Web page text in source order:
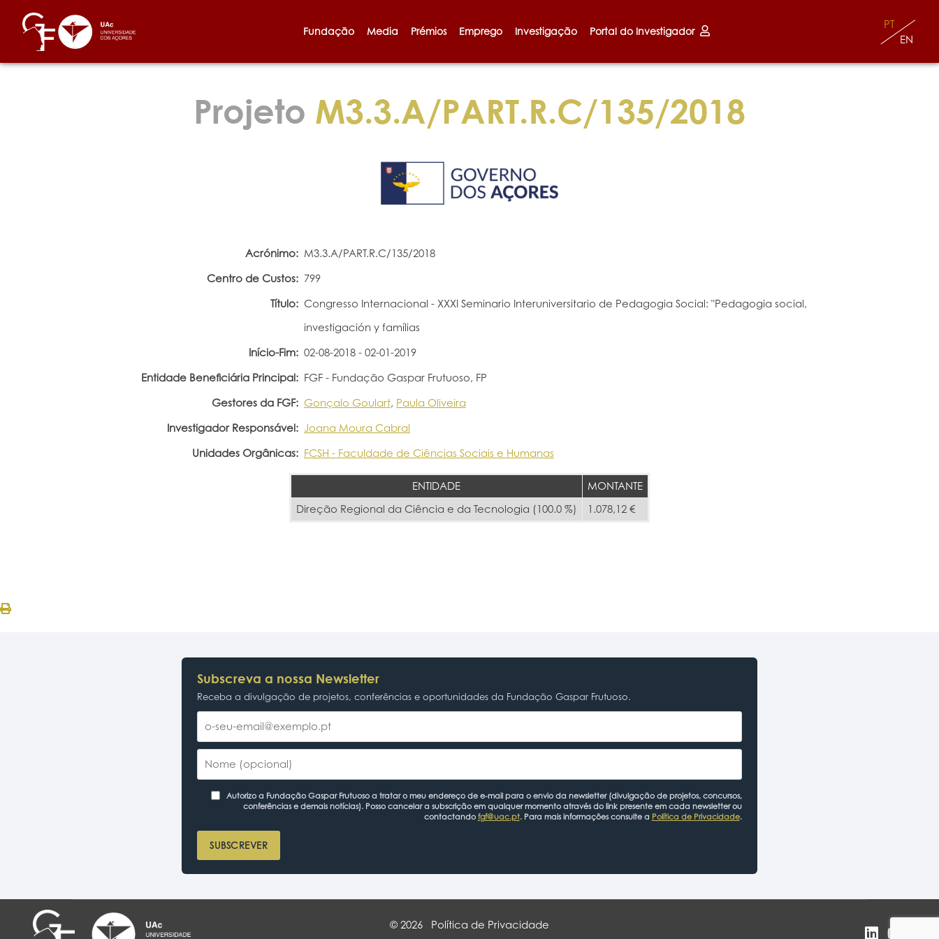
Fundação Media Prémios Emprego Investigação Portal do Investigador
EN
PT
Projeto M3.3.A/PART.R.C/135/2018
Acrónimo: M3.3.A/PART.R.C/135/2018
Centro de Custos: 799
Título: Congresso Internacional - XXXI Seminario Interuniversitario de Pedagogia Social: "Pedagogia social,
investigación y famílias
Início-Fim: 02-08-2018 - 02-01-2019
Entidade Beneficiária Principal: FGF - Fundação Gaspar Frutuoso, FP
Gestores da FGF: Gonçalo Goulart, Paula Oliveira
Investigador Responsável: Joana Moura Cabral
Unidades Orgânicas: FCSH - Faculdade de Ciências Sociais e Humanas
ENTIDADE
MONTANTE
Direção Regional da Ciência e da Tecnologia (100.0 %)
1.078,12 €
Subscreva a nossa Newsletter
Receba a divulgação de projetos, conferências e oportunidades da Fundação Gaspar Frutuoso.
Autorizo a Fundação Gaspar Frutuoso a tratar o meu endereço de e-mail para o envio da newsletter (divulgação de projetos, concursos,
conferências e demais notícias). Posso cancelar a subscrição em qualquer momento através do link presente em cada newsletter ou
contactando fgf@uac.pt. Para mais informações consulte a Política de Privacidade.
SUBSCREVER
© 2026 Política de Privacidade